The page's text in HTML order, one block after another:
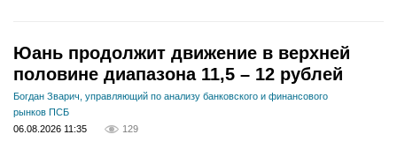
Юань продолжит движение в верхней
половине диапазона 11,5 – 12 рублей
Богдан Зварич, управляющий по анализу банковского и финансового
рынков ПСБ
06.08.2026 11:35
129